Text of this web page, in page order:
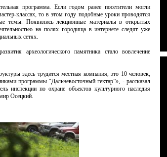
программа. Если годом ранее посетители могли
классах, то в этом году подобные уроки проводятся
темы. Появились лекционные материалы в открытых
на полях городища в интернете следят уже
сетях.
археологического памятника стало вовлечение
здесь трудится местная компания, это 10 человек,
программы “Дальневосточный гектар”», - рассказал
инспекции по охране объектов культурного наследия
Осецкий.